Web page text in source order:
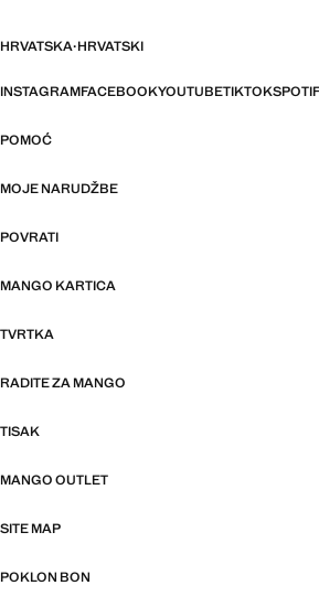
HRVATSKA·HRVATSKI
INSTAGRAMFACEBOOKYOUTUBETIKTOK
POMOĆ
MOJE NARUDŽBE
POVRATI
MANGO KARTICA
TVRTKA
RADITE ZA MANGO
TISAK
MANGO OUTLET
SITE MAP
POKLON BON